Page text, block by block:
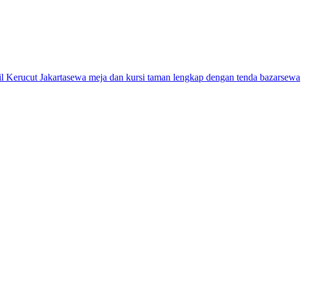
Kerucut Jakartasewa meja dan kursi taman lengkap dengan tenda bazarsewa